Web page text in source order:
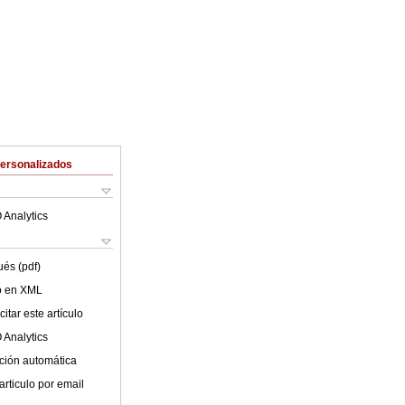
Analytics
(pdf)
en XML
este artículo
Analytics
automática
por email